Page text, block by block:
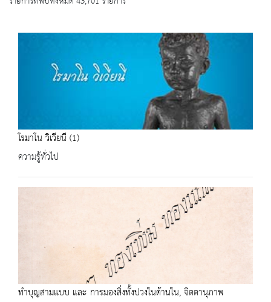
โรมาโน วิเวียนี (1)
ความรู้ทั่วไป
ทำบุญสามแบบ และ การมองสิ่งทั้งปวงในด้านใน, จิตตานุภาพ